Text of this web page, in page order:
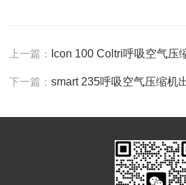
上一篇： Icon 100 Coltri呼吸空气压
下一篇：smart 235呼吸空气压缩机